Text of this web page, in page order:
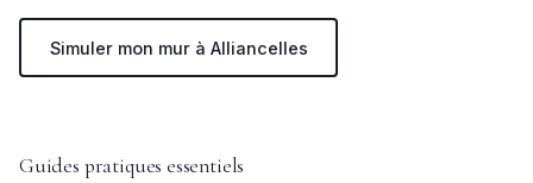
Simuler mon mur à Alliancelles
Guides pratiques essentiels